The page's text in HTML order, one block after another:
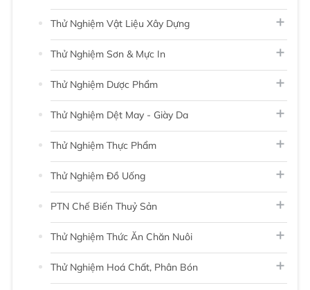
Thử Nghiệm Vật Liệu Xây Dựng
Thử Nghiệm Sơn & Mực In
Thử Nghiệm Dược Phẩm
Thử Nghiệm Dệt May - Giày Da
Thử Nghiệm Thực Phẩm
Thử Nghiệm Đồ Uống
PTN Chế Biến Thuỷ Sản
Thử Nghiệm Thức Ăn Chăn Nuôi
Thử Nghiệm Hoá Chất, Phân Bón